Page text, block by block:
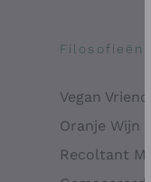
Filosofieën
Vegan
Oranje Wijn
Recoltant